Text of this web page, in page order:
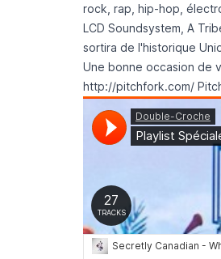
rock, rap, hip-hop,
LCD Soundsystem, A
sortira de l'historique
Une bonne occasion de
http://pitchfork.com/